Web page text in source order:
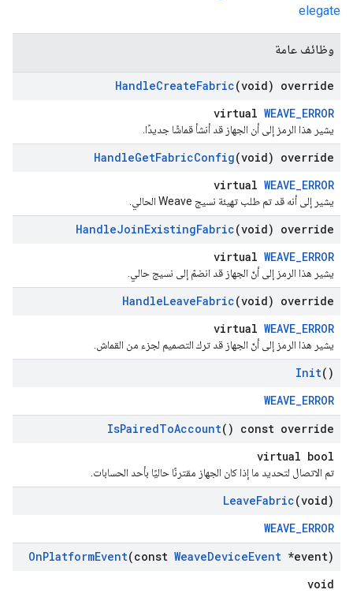
elegate
وظائف عامة
HandleCreateFabric(void) override
virtual WEAVE_ERROR
يشير هذا الرمز إلى أن الجهاز قد أنشأ قماشًا جديدًا.
HandleGetFabricConfig(void) override
virtual WEAVE_ERROR
يشير إلى أنه قد تم طلب تهيئة نسيج Weave الحالي.
HandleJoinExistingFabric(void) override
virtual WEAVE_ERROR
يشير هذا الرمز إلى أنّ الجهاز قد انضمّ إلى نسيج حالي.
HandleLeaveFabric(void) override
virtual WEAVE_ERROR
يشير هذا الرمز إلى أنّ الجهاز قد ترك التصميم لجزء من القماش.
Init()
WEAVE_ERROR
IsPairedToAccount() const override
virtual bool
تم الاتصال لتحديد ما إذا كان الجهاز مقترنًا حاليًا بأحد الحسابات.
LeaveFabric(void)
WEAVE_ERROR
OnPlatformEvent(const WeaveDeviceEvent *event)
void